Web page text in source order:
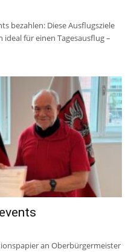
bezahlen: Diese Ausflugsziele
für einen Tagesausflug –
an Oberbürgermeister